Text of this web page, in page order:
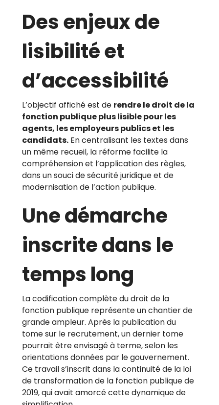
Des enjeux de
lisibilité et
d’accessibilité
L’objectif affiché est de rendre le droit de la
fonction publique plus lisible pour les
agents, les employeurs publics et les
candidats. En centralisant les textes dans
un même recueil, la réforme facilite la
compréhension et l’application des règles,
dans un souci de sécurité juridique et de
modernisation de l’action publique.
Une démarche
inscrite dans le
temps long
La codification complète du droit de la
fonction publique représente un chantier de
grande ampleur. Après la publication du
tome sur le recrutement, un dernier tome
pourrait être envisagé à terme, selon les
orientations données par le gouvernement.
Ce travail s’inscrit dans la continuité de la loi
de transformation de la fonction publique de
2019, qui avait amorcé cette dynamique de